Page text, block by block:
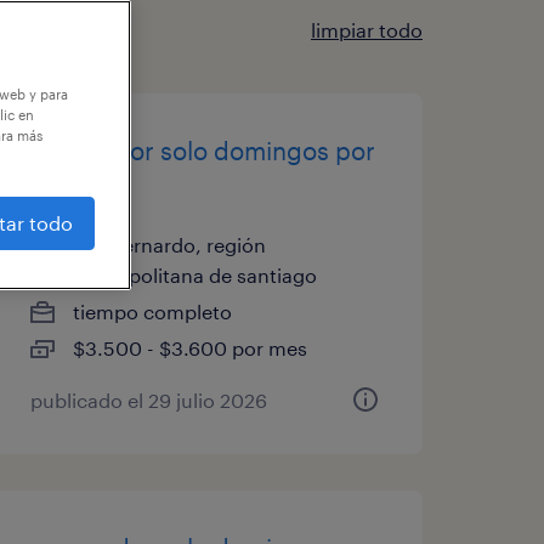
limpiar todo
reponedor solo domingos por
san bernardo, región
metropolitana de santiago
tiempo completo
$3.500 - $3.600 por mes
publicado el 29 julio 2026
y para
en
más
todo